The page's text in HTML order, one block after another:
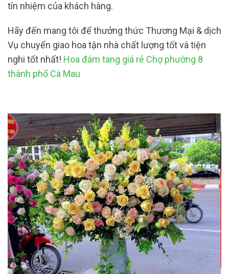
tín nhiệm của khách hàng.
Hãy đến mang tôi để thưởng thức Thương Mại & dịch
Vụ chuyển giao hoa tận nhà chất lượng tốt và tiện
nghi tốt nhất! Hoa đám tang giá rẻ Chợ phường 8
thành phố Cà Mau